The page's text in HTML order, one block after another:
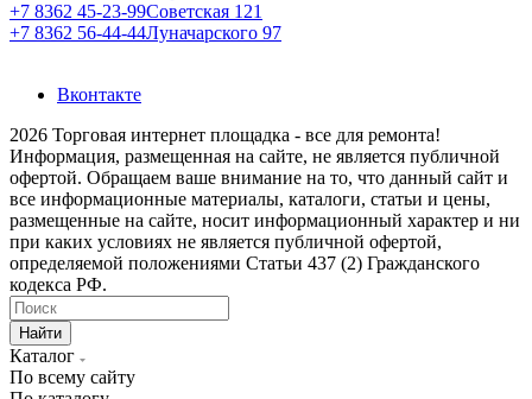
+7 8362 45-23-99Советская 121
+7 8362 56-44-44Луначарского 97
Вконтакте
2026 Торговая интернет площадка - все для ремонта!
Информация, размещенная на сайте, не является публичной
офертой. Обращаем ваше внимание на то, что данный сайт и
все информационные материалы, каталоги, статьи и цены,
размещенные на сайте, носит информационный характер и ни
при каких условиях не является публичной офертой,
определяемой положениями Статьи 437 (2) Гражданского
кодекса РФ.
Найти
Каталог
По всему сайту